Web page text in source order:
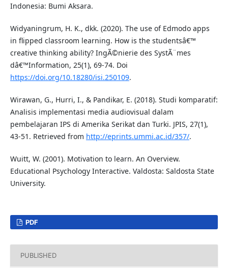
Indonesia: Bumi Aksara.
Widyaningrum, H. K., dkk. (2020). The use of Edmodo apps
in flipped classroom learning. How is the studentsâ€™
creative thinking ability? IngÃ©nierie des SystÃ¨mes
dâ€™Information, 25(1), 69-74. Doi
https://doi.org/10.18280/isi.250109.
Wirawan, G., Hurri, I., & Pandikar, E. (2018). Studi komparatif:
Analisis implementasi media audiovisual dalam
pembelajaran IPS di Amerika Serikat dan Turki. JPIS, 27(1),
43-51. Retrieved from http://eprints.ummi.ac.id/357/.
Wuitt, W. (2001). Motivation to learn. An Overview.
Educational Psychology Interactive. Valdosta: Saldosta State
University.
PDF
PUBLISHED